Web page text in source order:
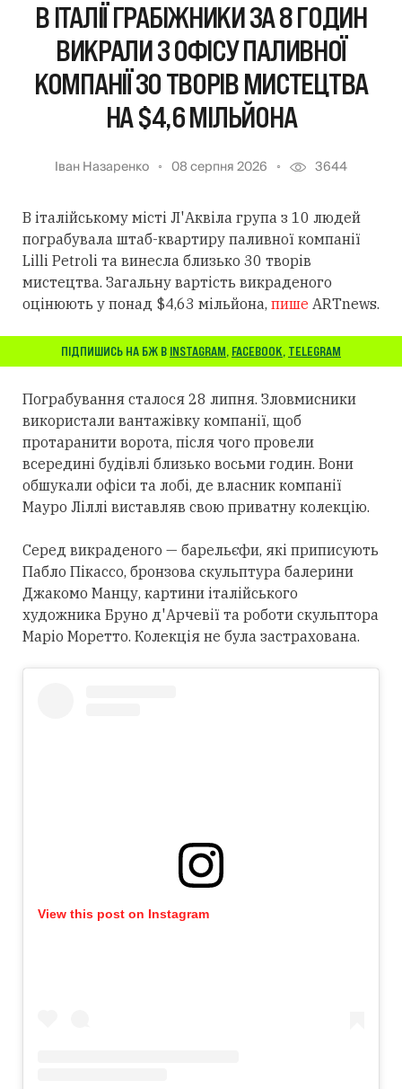
В ІТАЛІЇ ГРАБІЖНИКИ ЗА 8 ГОДИН
ВИКРАЛИ З ОФІСУ ПАЛИВНОЇ
КОМПАНІЇ 30 ТВОРІВ МИСТЕЦТВА
НА $4,6 МІЛЬЙОНА
Іван Назаренко 08 серпня 2026 3644
В італійському місті Л'Аквіла група з 10 людей
пограбувала штаб-квартиру паливної компанії
Lilli Petroli та винесла близько 30 творів
мистецтва. Загальну вартість викраденого
оцінюють у понад $4,63 мільйона, пише ARTnews.
ПІДПИШИСЬ НА БЖ В INSTAGRAM, FACEBOOK, TELEGRAM
Пограбування сталося 28 липня. Зловмисники
використали вантажівку компанії, щоб
протаранити ворота, після чого провели
всередині будівлі близько восьми годин. Вони
обшукали офіси та лобі, де власник компанії
Мауро Ліллі виставляв свою приватну колекцію.
Серед викраденого — барельєфи, які приписують
Пабло Пікассо, бронзова скульптура балерини
Джакомо Манцу, картини італійського
художника Бруно д'Арчевії та роботи скульптора
Маріо Моретто. Колекція не була застрахована.
View this post on Instagram